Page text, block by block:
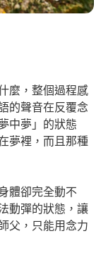
麼，整個過程感
的聲音在反覆念
中夢」的狀態
夢裡，而且那種
體卻完全動不
動彈的狀態，讓
父，只能用念力